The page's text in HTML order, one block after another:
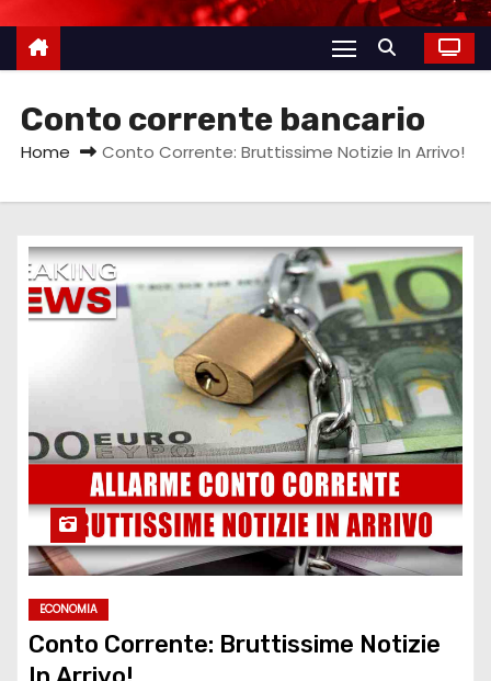
Conto corrente bancario
Home Conto Corrente: Bruttissime Notizie In Arrivo!
ECONOMIA
Conto Corrente: Bruttissime Notizie